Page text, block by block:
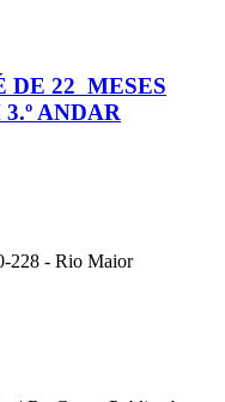
DE 22 MESES
ANDAR
228 - Rio Maior